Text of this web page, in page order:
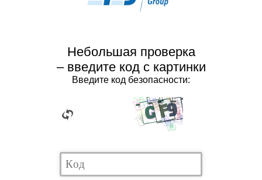
Небольшая проверка
– введите код с картинки
Введите код безопасности: